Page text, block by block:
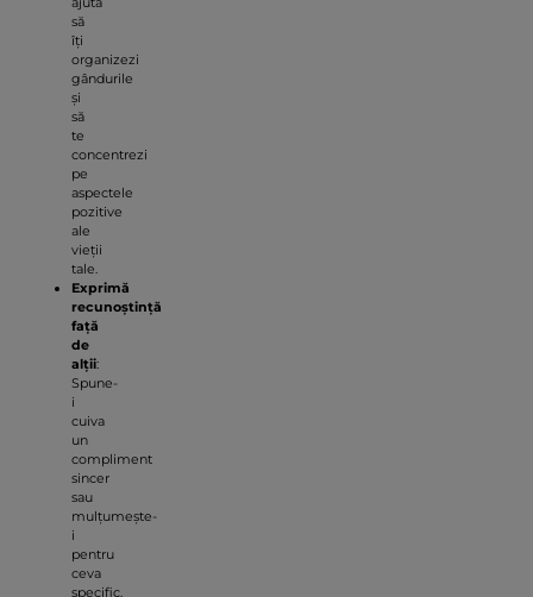
să
îți
organizezi
gândurile
și
să
te
concentrezi
pe
aspectele
pozitive
ale
vieții
tale.
Exprimă
recunoștință
față
de
alții:
Spune-
i
cuiva
un
compliment
sincer
sau
mulțumește-
i
pentru
ceva
specific.